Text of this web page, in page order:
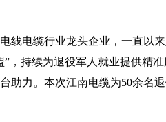
线电缆行业龙头企业，一直以
，持续为退役军人就业提供精
助力。本次江南电缆为50余名